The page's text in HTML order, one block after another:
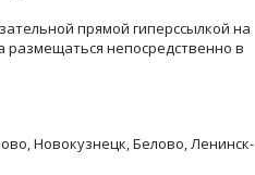
прямой гиперссылкой на
размещаться непосредственно в
Новокузнецк, Белово, Ленинск-